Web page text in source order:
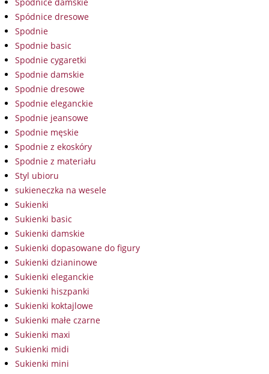
Spódnice dresowe
Spodnie
Spodnie basic
Spodnie cygaretki
Spodnie damskie
Spodnie dresowe
Spodnie eleganckie
Spodnie jeansowe
Spodnie męskie
Spodnie z ekoskóry
Spodnie z materiału
Styl ubioru
sukieneczka na wesele
Sukienki
Sukienki basic
Sukienki damskie
Sukienki dopasowane do figury
Sukienki dzianinowe
Sukienki eleganckie
Sukienki hiszpanki
Sukienki koktajlowe
Sukienki małe czarne
Sukienki maxi
Sukienki midi
Sukienki mini